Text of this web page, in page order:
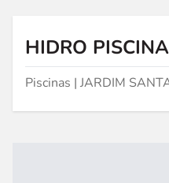
HIDRO
Piscinas | JARDIM